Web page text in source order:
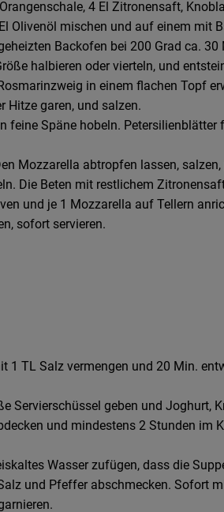
4 El Zitronensaft,
Olivenöl mischen und auf einem mit
Backofen bei 200 Grad ca. 30
halbieren oder vierteln, und
in einem flachen Topf
Hitze garen, und salzen.
feine Späne hobeln. Petersilienblätter
Mozzarella abtropfen lassen,
Die Beten mit restlichem
und je 1 Mozzarella auf Tellern
sofort servieren.
1 TL Salz vermengen und 20 Min.
Servierschüssel geben und Joghurt,
und mindestens 2 Stunden im
Wasser zufügen, dass die
und Pfeffer abschmecken. Sofort